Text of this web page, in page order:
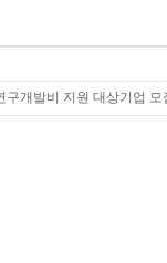
구개발비 지원 대상기업 모